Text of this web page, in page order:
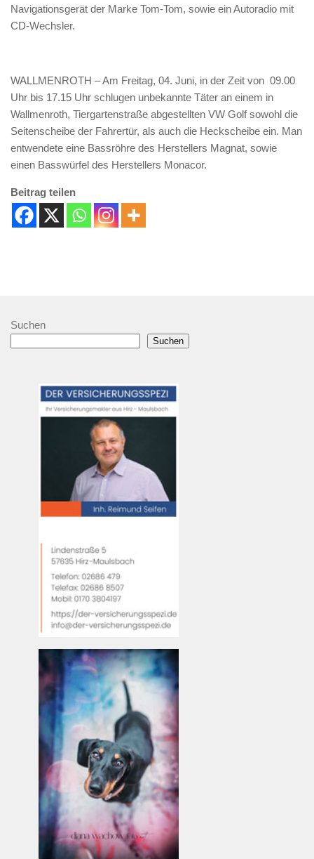
Navigationsgerät der Marke Tom-Tom, sowie ein Autoradio mit
CD-Wechsler.
WALLMENROTH – Am Freitag, 04. Juni, in der Zeit von 09.00
Uhr bis 17.15 Uhr schlugen unbekannte Täter an einem in
Wallmenroth, Tiergartenstraße abgestellten VW Golf sowohl die
Seitenscheibe der Fahrertür, als auch die Heckscheibe ein. Man
entwendete eine Bassröhre des Herstellers Magnat, sowie
einen Basswürfel des Herstellers Monacor.
Beitrag teilen
Suchen
Suchen